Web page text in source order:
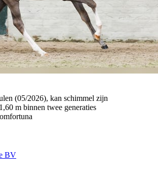
(05/2026), kan schimmel zijn
m binnen twee generaties
BV